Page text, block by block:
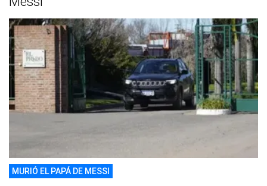
MURIÓ EL PAPÁ DE MESSI